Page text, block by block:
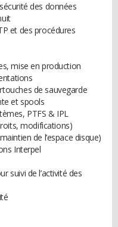
des données
et des procédures
mise en production
de sauvegarde
et spools
PTFS & IPL
modifications)
de l’espace disque)
Interpel
suivi de l’activité des